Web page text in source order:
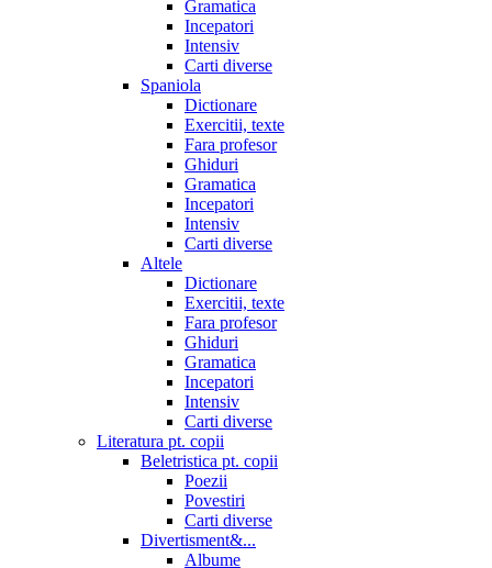
Gramatica
Incepatori
Intensiv
Carti diverse
Spaniola
Dictionare
Exercitii, texte
Fara profesor
Ghiduri
Gramatica
Incepatori
Intensiv
Carti diverse
Altele
Dictionare
Exercitii, texte
Fara profesor
Ghiduri
Gramatica
Incepatori
Intensiv
Carti diverse
Literatura pt. copii
Beletristica pt. copii
Poezii
Povestiri
Carti diverse
Divertisment&...
Albume